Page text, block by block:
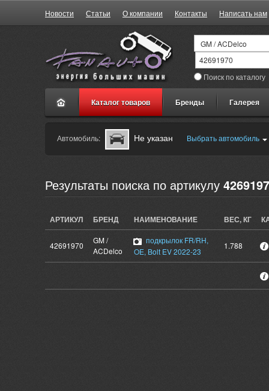
Новости Статьи О компании Контакты Написать нам
Поиск по каталогу
Каталог товаров Бренды Галерея
Автомобиль: Не указан Выбрать автомобиль
Результаты поиска по артикулу
АРТИКУЛ БРЕНД НАИМЕНОВАНИЕ ВЕС, КГ
42691970
GM /
ACDelco
подкрылок FR/RH,
OE, Bolt EV 2022-23
1.788